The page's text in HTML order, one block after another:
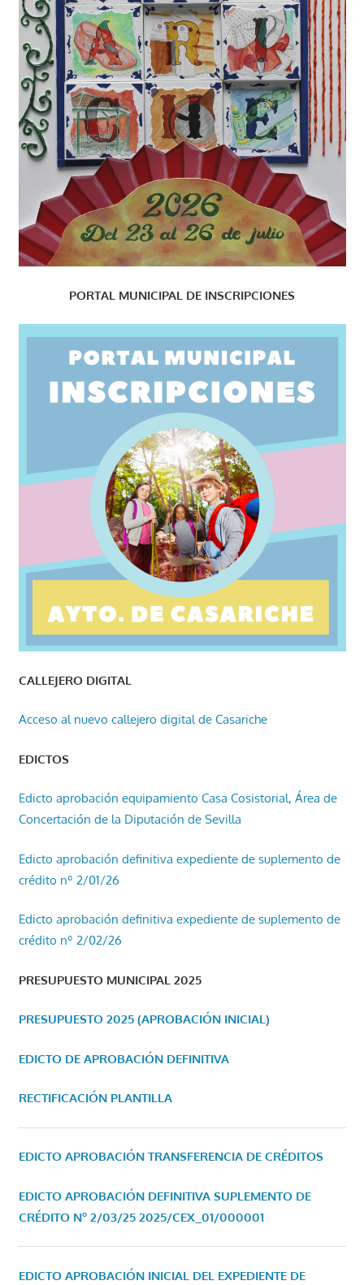
PORTAL MUNICIPAL DE INSCRIPCIONES
CALLEJERO DIGITAL
Acceso al nuevo callejero digital de Casariche
EDICTOS
Edicto aprobación equipamiento Casa Cosistorial, Área de
Concertación de la Diputación de Sevilla
Edicto aprobación definitiva expediente de suplemento de
crédito nº 2/01/26
Edicto aprobación definitiva expediente de suplemento de
crédito nº 2/02/26
PRESUPUESTO MUNICIPAL 2025
PRESUPUESTO 2025 (APROBACIÓN INICIAL)
EDICTO DE APROBACIÓN DEFINITIVA
RECTIFICACIÓN PLANTILLA
EDICTO APROBACIÓN TRANSFERENCIA DE CRÉDITOS
EDICTO APROBACIÓN DEFINITIVA SUPLEMENTO DE
CRÉDITO Nº 2/03/25 2025/CEX_01/000001
EDICTO APROBACIÓN INICIAL DEL EXPEDIENTE DE